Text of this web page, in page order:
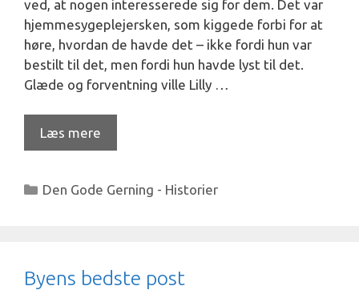
ved, at nogen interesserede sig for dem. Det var
hjemmesygeplejersken, som kiggede forbi for at
høre, hvordan de havde det – ikke fordi hun var
bestilt til det, men fordi hun havde lyst til det.
Glæde og forventning ville Lilly …
Læs mere
Kategorier
Den Gode Gerning - Historier
Byens bedste post